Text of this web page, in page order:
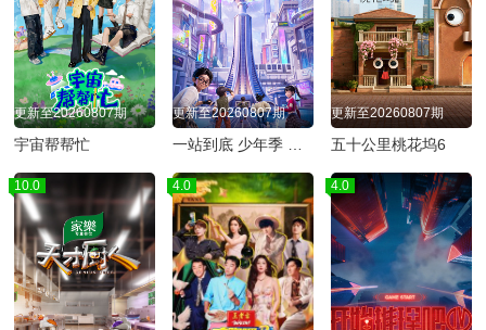
更新至20260807期
宇宙帮帮忙
更新至20260807期
一站到底 少年季 第二季
更新至20260807期
五十公里桃花坞6
10.0 4.0 4.0